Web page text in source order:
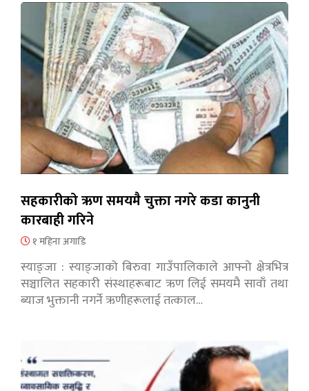
सहकारीको ऋण समयमै चुक्ता नगरे कडा कानुनी
कारबाही गरिने
१ महिना अगाडि
स्याङ्जा : स्याङ्जाको बिरुवा गाउँपालिकाले आफ्नो क्षेत्रभित्र
सञ्चालित सहकारी संस्थाहरूबाट ऋण लिई समयमै सावाँ तथा
ब्याज भुक्तानी नगर्ने ऋणीहरूलाई तत्काल…